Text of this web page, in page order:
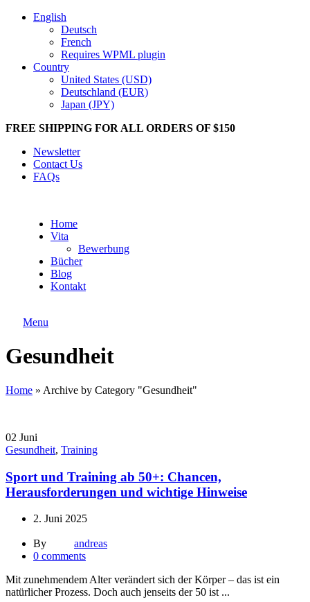
English
Deutsch
French
Requires WPML plugin
Country
United States (USD)
Deutschland (EUR)
Japan (JPY)
FREE SHIPPING FOR ALL ORDERS OF $150
Newsletter
Contact Us
FAQs
Home
Vita
Bewerbung
Bücher
Blog
Kontakt
Menu
Gesundheit
Home » Archive by Category "Gesundheit"
02 Juni
Gesundheit, Training
Sport und Training ab 50+: Chancen,
Herausforderungen und wichtige Hinweise
2. Juni 2025
By
andreas
0 comments
Mit zunehmendem Alter verändert sich der Körper – das ist ein
natürlicher Prozess. Doch auch jenseits der 50 ist ...